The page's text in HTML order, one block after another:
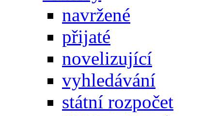
navržené
přijaté
novelizující
vyhledávání
státní rozpočet